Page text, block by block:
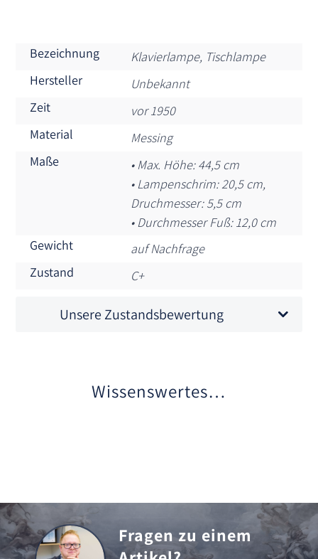
Bezeichnung
Klavierlampe, Tischlampe
Hersteller
Unbekannt
Zeit
vor 1950
Material
Messing
Maße
• Max. Höhe: 44,5 cm
• Lampenschrim: 20,5 cm,
Druchmesser: 5,5 cm
• Durchmesser Fuß: 12,0 cm
Gewicht
auf Nachfrage
Zustand
C+
Unsere Zustandsbewertung
Wissenswertes…
Fragen zu einem